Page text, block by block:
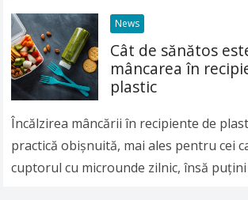
News
Cât de sănătos
mâncarea în
plastic
Încălzirea mâncării în recipiente de
practică obişnuită, mai ales pentru cei
cuptorul cu microunde zilnic, însă